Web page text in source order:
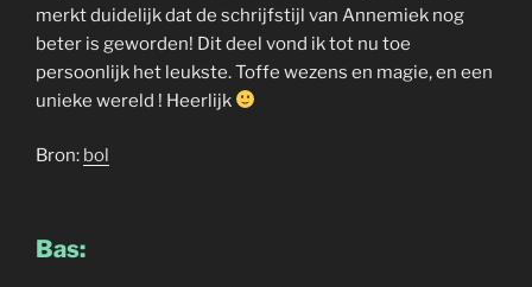
merkt duidelijk dat de schrijfstijl van Annemiek nog
beter is geworden! Dit deel vond ik tot nu toe
persoonlijk het leukste. Toffe wezens en magie, en een
unieke wereld ! Heerlijk
Bron: bol
Bas: